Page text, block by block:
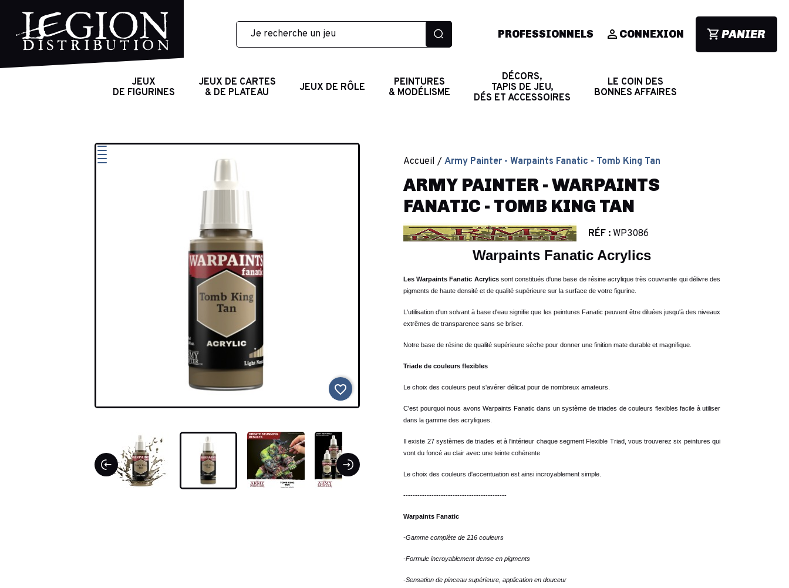
PROFESSIONNELS CONNEXION PANIER
JEUX
DE FIGURINES
JEUX DE CARTES
& DE PLATEAU
JEUX DE RÔLE
PEINTURES
& MODÉLISME
DÉCORS,
TAPIS DE JEU,
DÉS ET ACCESSOIRES
LE COIN DES
BONNES AFFAIRES
favorite_border
Accueil Army Painter - Warpaints Fanatic - Tomb King Tan
ARMY PAINTER - WARPAINTS
FANATIC - TOMB KING TAN
RÉF : WP3086
Warpaints Fanatic Acrylics
Les Warpaints Fanatic Acrylics sont constitués d'une base de résine acrylique très couvrante qui délivre des
pigments de haute densité et de qualité supérieure sur la surface de votre figurine.
L'utilisation d'un solvant à base d'eau signifie que les peintures Fanatic peuvent être diluées jusqu'à des niveaux
extrêmes de transparence sans se briser.
Notre base de résine de qualité supérieure sèche pour donner une finition mate durable et magnifique.
Triade de couleurs flexibles
Le choix des couleurs peut s'avérer délicat pour de nombreux amateurs.
C'est pourquoi nous avons Warpaints Fanatic dans un système de triades de couleurs flexibles facile à utiliser
dans la gamme des acryliques.
Il existe 27 systèmes de triades et à l'intérieur chaque segment Flexible Triad, vous trouverez six peintures qui
vont du foncé au clair avec une teinte cohérente
Le choix des couleurs d'accentuation est ainsi incroyablement simple.
--------------------------------------------
Warpaints Fanatic
-Gamme complète de 216 couleurs
-Formule incroyablement dense en pigments
-Sensation de pinceau supérieure, application en douceur